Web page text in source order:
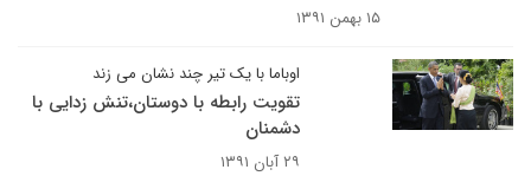
۱۵ بهمن ۱۳۹۱
اوباما با یک تیر چند نشان می زند
تقویت رابطه با دوستان،تنش زدایی با
دشمنان
۲۹ آبان ۱۳۹۱